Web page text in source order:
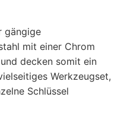
gängige
mit einer Chrom
decken somit ein
Werkzeugset,
Schlüssel